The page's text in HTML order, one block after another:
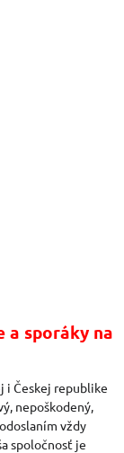
a sporáky na
i Českej republike
nepoškodený,
vždy
spoločnosť je